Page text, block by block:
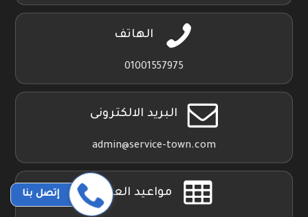
إتصل بنا
الهاتف
01001557975
البريد الالكترونى
admin@service-town.com
مواعيد العمل